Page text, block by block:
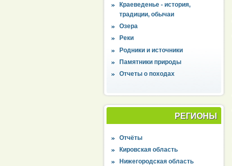
Краеведенье - история,
традиции, обычаи
Озера
Реки
Родники и источники
Памятники природы
Отчеты о походах
РЕГИОНЫ
Отчёты
Кировская область
Нижегородская область